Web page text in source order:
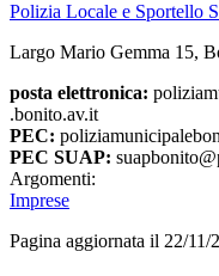
Polizia Locale e Sportello
Largo Mario Gemma 15,
posta elettronica:
.bonito.av.it
PEC:
PEC SUAP:
Argomenti:
Imprese
Pagina aggiornata il 22/11/